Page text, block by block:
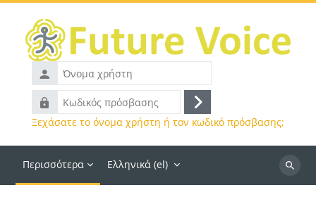
Όνομα
χρήστη
Κωδικός
πρόσβασης
Σύνδεση
Ξεχάσατε το όνομα χρήστη ή τον κωδικό πρόσβασης;
Περισσότερα Ελληνικά ‎(el)‎